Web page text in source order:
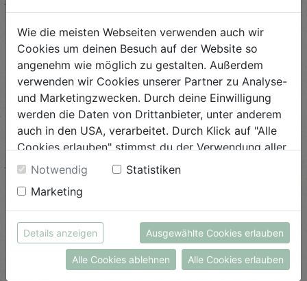
ANSEHEN
Spargel-Karotten-Gemüse
Schwierigkeit
leicht
ANSEHEN
ANSEHEN
Wie die meisten Webseiten verwenden auch wir
Cookies um deinen Besuch auf der Website so
angenehm wie möglich zu gestalten. Außerdem
verwenden wir Cookies unserer Partner zu Analyse-
und Marketingzwecken. Durch deine Einwilligung
werden die Daten von Drittanbieter, unter anderem
auch in den USA, verarbeitet. Durch Klick auf "Alle
Cookies erlauben" stimmst du der Verwendung aller
Cookies zu. Unter "Details anzeigen" findest du alle
Infos zu den unterschiedlichen Cookies, du kannst
auch entscheiden, welche Cookies du erlauben
möchtest.
Weitere Informationen findest du in unserer
Datenschutzerklärungbzw. imImpressum
Notwendig
Statistiken
Marketing
Details anzeigen Ausgewählte Cookies erlauben
Alle Cookies ablehnen Alle Cookies erlauben